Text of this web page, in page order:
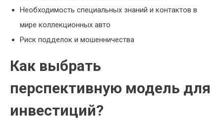
Необходимость специальных знаний и контактов в
мире коллекционных авто
Риск подделок и мошенничества
Как выбрать
перспективную модель для
инвестиций?